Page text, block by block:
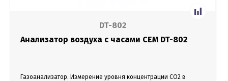
DT-802
Анализатор воздуха с часами CEM DT-802
Газоанализатор. Измерение уровня концентрации СО2 в